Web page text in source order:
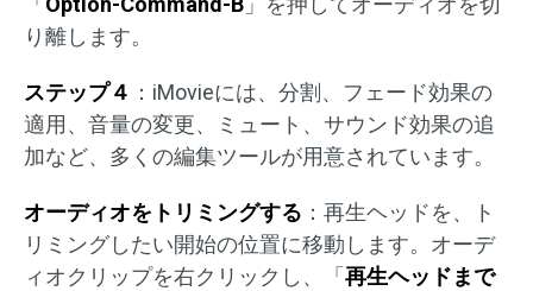
り離します。
ステップ４ ：iMovieには、分割、フェード効果の
適用、音量の変更、ミュート、サウンド効果の追
加など、多くの編集ツールが用意されています。
オーディオをトリミングする ：再生ヘッドを、ト
リミングしたい開始の位置に移動します。オーデ
ィオクリップを右クリックし、「 再生ヘッドまで